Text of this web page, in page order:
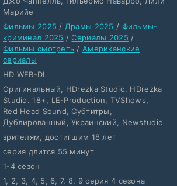
Марийе
Фильмы 2025 / Драмы 2025 / Фильмы-
криминал 2025 /Сериалы 2025 /
Фильмы смотреть / Американские
сериалы
HD WEB-DL
Оригинальный, HDrezka Studio, HDrezka
Studio. 18+, LE-Production, TVShows,
Red Head Sound, Субтитры,
Дублированный, Украинский, Newstudio
зрителям, достигшим 18 лет
серия длится 55 минут
1-4 сезон
1, 2, 3, 4, 5, 6, 7, 8, 9 серия 4 сезона